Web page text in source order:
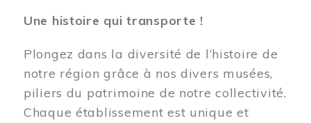
Une histoire qui transporte !
Plongez dans la diversité de l’histoire de
notre région grâce à nos divers musées,
piliers du patrimoine de notre collectivité.
Chaque établissement est unique et